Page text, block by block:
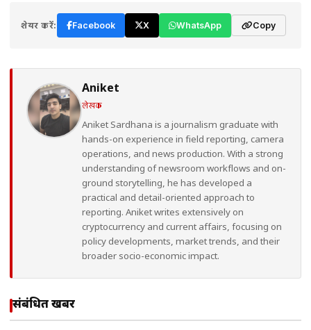
शेयर करें: Facebook X WhatsApp Copy
Aniket
लेखक
Aniket Sardhana is a journalism graduate with
hands-on experience in field reporting, camera
operations, and news production. With a strong
understanding of newsroom workflows and on-
ground storytelling, he has developed a
practical and detail-oriented approach to
reporting. Aniket writes extensively on
cryptocurrency and current affairs, focusing on
policy developments, market trends, and their
broader socio-economic impact.
संबंधित खबरें